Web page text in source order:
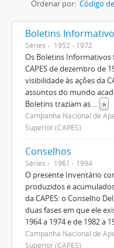
Ordenar por: Código
Boletins
Séries 1952 - 1972
Os Boletins
CAPES de dezembro de
visibilidade às ações da
assuntos do mundo
Boletins traziam as ... »
Campanha Nacional de
Superior (CAPES)
Conselhos
Séries 1961 - 1994
O presente Inventário
produzidos e
da CAPES: o Conselho
duas fases em que ele
1964 a 1974 e de 1982 a
Campanha Nacional de
Superior (CAPES)